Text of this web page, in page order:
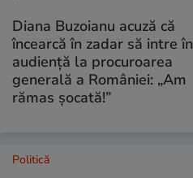
Diana Buzoianu acuză că
încearcă în zadar să intre în
audiență la procuroarea
generală a României: „Am
rămas șocată!”
Politică